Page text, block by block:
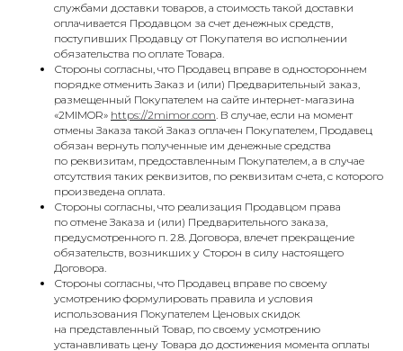
службами доставки товаров, а стоимость такой доставки
оплачивается Продавцом за счет денежных средств,
поступивших Продавцу от Покупателя во исполнении
обязательства по оплате Товара.
Стороны согласны, что Продавец вправе в одностороннем
порядке отменить Заказ и (или) Предварительный заказ,
размещенный Покупателем на сайте интернет-магазина
«2MIMOR» https://2mimor.com. В случае, если на момент
отмены Заказа такой Заказ оплачен Покупателем, Продавец
обязан вернуть полученные им денежные средства
по реквизитам, предоставленным Покупателем, а в случае
отсутствия таких реквизитов, по реквизитам счета, с которого
произведена оплата.
Стороны согласны, что реализация Продавцом права
по отмене Заказа и (или) Предварительного заказа,
предусмотренного п. 2.8. Договора, влечет прекращение
обязательств, возникших у Сторон в силу настоящего
Договора.
Стороны согласны, что Продавец вправе по своему
усмотрению формулировать правила и условия
использования Покупателем Ценовых скидок
на представленный Товар, по своему усмотрению
устанавливать цену Товара до достижения момента оплаты